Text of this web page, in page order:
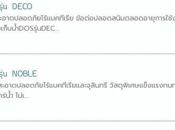
น DECO
ะอาดปลอดภัยไร้แบคทีเรีย ข้อต่อปลอดสนิมตลอดอายุการใ
บน้ำDOSรุ่นDEC...
น NOBLE
ะอาดปลอดภัยไร้แบคทีเรียและจุลินทรี วัสดุพิเศษแข็งแรงท
ำ ไม่เ...